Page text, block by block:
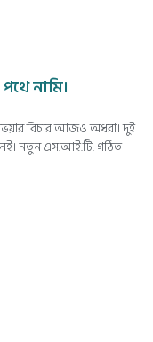
নামি।
বিচার আজও অধরা। দুই
নতুন এস.আই.টি. গঠিত